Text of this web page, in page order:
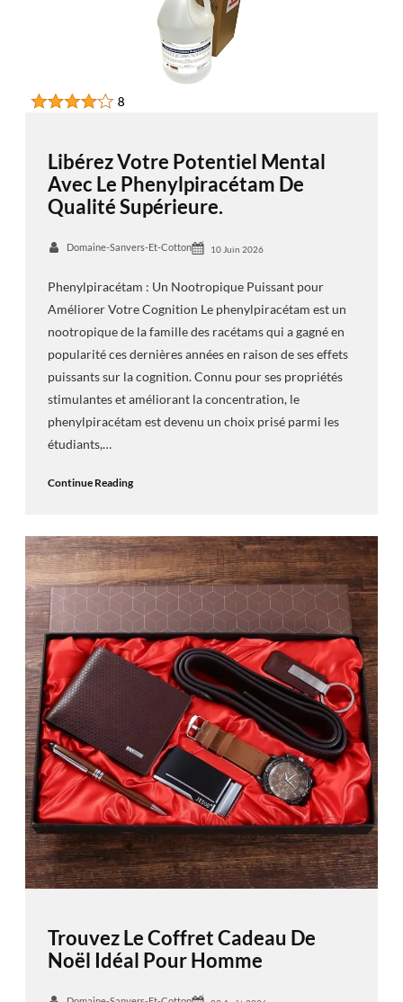
Libérez Votre Potentiel Mental
Avec Le Phenylpiracétam De
Qualité Supérieure.
Domaine-Sanvers-Et-Cotton 10 Juin 2026
Phenylpiracétam : Un Nootropique Puissant pour
Améliorer Votre Cognition Le phenylpiracétam est un
nootropique de la famille des racétams qui a gagné en
popularité ces dernières années en raison de ses effets
puissants sur la cognition. Connu pour ses propriétés
stimulantes et améliorant la concentration, le
phenylpiracétam est devenu un choix prisé parmi les
étudiants,…
Continue Reading
Trouvez Le Coffret Cadeau De
Noël Idéal Pour Homme